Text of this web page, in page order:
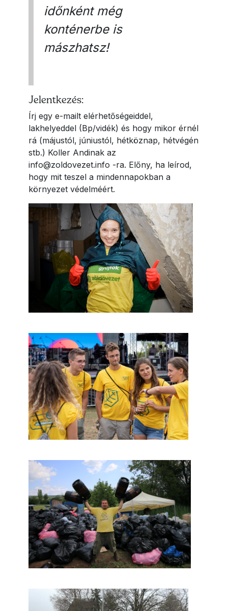
időnként még
konténerbe is
mászhatsz!
Jelentkezés:
Írj egy e-mailt elérhetőségeiddel,
lakhelyeddel (Bp/vidék) és hogy mikor érnél
rá (májustól, júniustól, hétköznap, hétvégén
stb.) Koller Andinak az
info@zoldovezet.info -ra. Előny, ha leírod,
hogy mit teszel a mindennapokban a
környezet védelméért.